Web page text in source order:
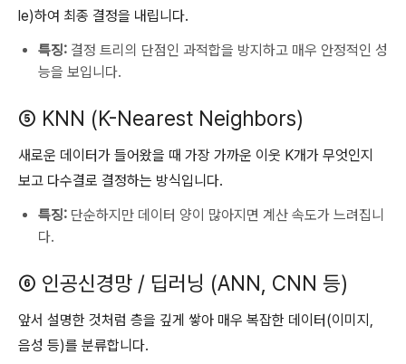
le)하여 최종 결정을 내립니다.
특징: 결정 트리의 단점인 과적합을 방지하고 매우 안정적인 성
능을 보입니다.
⑤ KNN (K-Nearest Neighbors)
새로운 데이터가 들어왔을 때 가장 가까운 이웃 K개가 무엇인지
보고 다수결로 결정하는 방식입니다.
특징: 단순하지만 데이터 양이 많아지면 계산 속도가 느려집니
다.
⑥ 인공신경망 / 딥러닝 (ANN, CNN 등)
앞서 설명한 것처럼 층을 깊게 쌓아 매우 복잡한 데이터(이미지,
음성 등)를 분류합니다.